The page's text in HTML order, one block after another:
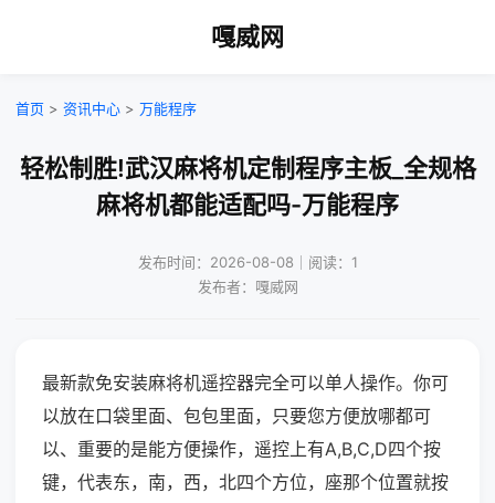
嘎威网
首页 > 资讯中心 > 万能程序
轻松制胜!武汉麻将机定制程序主板_全规格
麻将机都能适配吗-万能程序
发布时间：2026-08-08｜阅读：1
发布者：嘎威网
最新款免安装麻将机遥控器完全可以单人操作。你可
以放在口袋里面、包包里面，只要您方便放哪都可
以、重要的是能方便操作，遥控上有A,B,C,D四个按
键，代表东，南，西，北四个方位，座那个位置就按